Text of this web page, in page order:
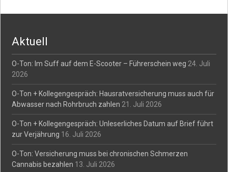
Aktuell
O-Ton: Im Suff auf dem E-Scooter – Führerschein weg 24. Juli
2026
O-Ton + Kollegengespräch: Hausratversicherung muss auch für
Abwasser nach Rohrbruch zahlen 21. Juli 2026
O-Ton + Kollegengespräch: Unleserliches Datum auf Brief führt
zur Verjährung 16. Juli 2026
O-Ton: Versicherung muss bei chronischen Schmerzen
Cannabis bezahlen 13. Juli 2026